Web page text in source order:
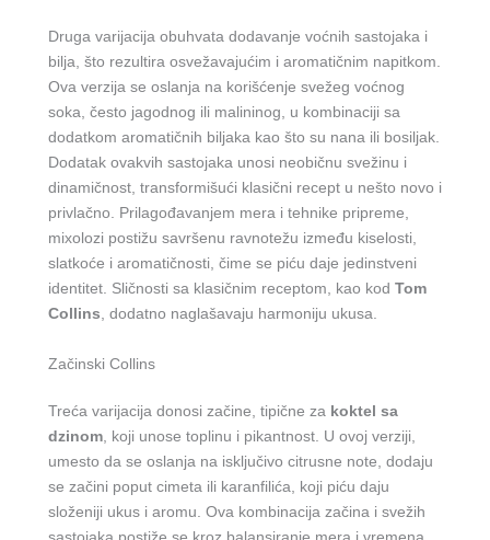
Druga varijacija obuhvata dodavanje voćnih sastojaka i
bilja, što rezultira osvežavajućim i aromatičnim napitkom.
Ova verzija se oslanja na korišćenje svežeg voćnog
soka, često jagodnog ili malininog, u kombinaciji sa
dodatkom aromatičnih biljaka kao što su nana ili bosiljak.
Dodatak ovakvih sastojaka unosi neobičnu svežinu i
dinamičnost, transformišući klasični recept u nešto novo i
privlačno. Prilagođavanjem mera i tehnike pripreme,
mixolozi postižu savršenu ravnotežu između kiselosti,
slatkoće i aromatičnosti, čime se piću daje jedinstveni
identitet. Sličnosti sa klasičnim receptom, kao kod Tom
Collins, dodatno naglašavaju harmoniju ukusa.
Začinski Collins
Treća varijacija donosi začine, tipične za koktel sa
dzinom , koji unose toplinu i pikantnost. U ovoj verziji,
umesto da se oslanja na isključivo citrusne note, dodaju
se začini poput cimeta ili karanfilića, koji piću daju
složeniji ukus i aromu. Ova kombinacija začina i svežih